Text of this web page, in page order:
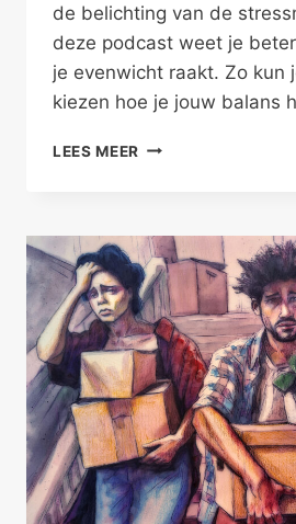
de belichting van de
deze podcast weet je
je evenwicht raakt. Zo kun
kiezen hoe je jouw balans
LEES MEER VERHUIZEN
STRESS